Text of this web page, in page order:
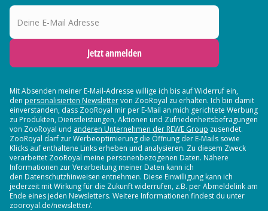
Deine E-Mail Adresse
Jetzt anmelden
Mit Absenden meiner E-Mail-Adresse willige ich bis auf Widerruf ein,
den personalisierten Newslettervon ZooRoyal zu erhalten. Ich bin damit
einverstanden, dass ZooRoyal mir per E-Mail an mich gerichtete Werbung
zu Produkten, Dienstleistungen, Aktionen und Zufriedenheitsbefragungen
von ZooRoyal und anderen Unternehmen der REWE Group zusendet.
ZooRoyal darf zur Werbeoptimierung die Öffnung der E-Mails sowie
Klicks auf enthaltene Links erheben und analysieren. Zu diesem Zweck
verarbeitet ZooRoyal meine personenbezogenen Daten. Nähere
Informationen zur Verarbeitung meiner Daten kann ich
den Datenschutzhinweisen entnehmen. Diese Einwilligung kann ich
jederzeit mit Wirkung für die Zukunft widerrufen, z.B. per Abmeldelink am
Ende eines jeden Newsletters. Weitere Informationen findest du unter
zooroyal.de/newsletter/.